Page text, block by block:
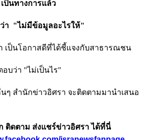
ป็นทางการแล้ว
ว่า "ไม่มีข้อมูลอะไรให้"
เป็นโอกาสดีที่ได้ชี้แจงกับสาธารณชน
บว่า "ไม่เป็นไร"
ๆ สำนักข่าวอิศรา จะติดตามมานำเสนอ
ติดตาม ส่งแชร์ข่าวอิศรา ได้ที่นี่